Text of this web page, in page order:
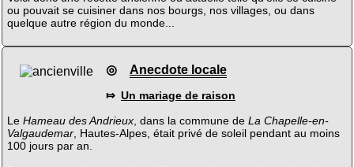
ou pouvait se cuisiner dans nos bourgs, nos villages, ou dans
quelque autre région du monde...
◎ Anecdote locale
⤇ Un mariage de raison
Le Hameau des Andrieux, dans la commune de La Chapelle-en-
Valgaudemar, Hautes-Alpes, était privé de soleil pendant au moins
100 jours par an.